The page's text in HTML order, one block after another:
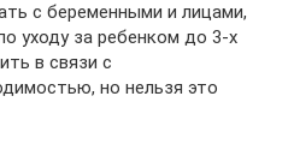
с беременными и лицами,
уходу за ребенком до 3-х
в связи с
но нельзя это